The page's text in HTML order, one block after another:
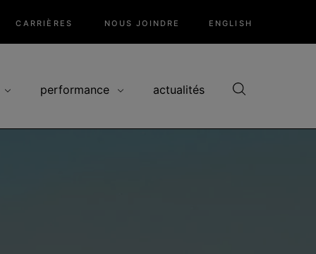
CARRIÈRES NOUS JOINDRE ENGLISH
performance actualités